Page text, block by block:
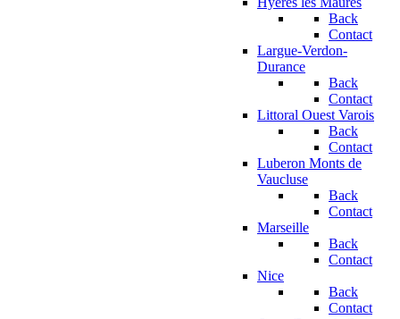
Back
Contact
Largue-Verdon-
Durance
Back
Contact
Littoral Ouest Varois
Back
Contact
Luberon Monts de
Vaucluse
Back
Contact
Marseille
Back
Contact
Nice
Back
Contact